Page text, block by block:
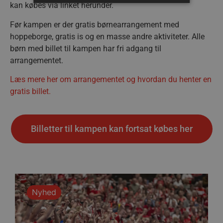
kan købes via linket herunder.
Før kampen er der gratis børnearrangement med
hoppeborge, gratis is og en masse andre aktiviteter. Alle
børn med billet til kampen har fri adgang til
arrangementet.
Læs mere her om arrangementet og hvordan du henter en
gratis billet.
Billetter til kampen kan fortsat købes her
Nyhed
Absolut nødvendige
Ydeevne
Målretning
Funktionalitet
Absolut nødvendige cookies muliggør
hjemmesidens grundlæggende funktionalitet
Hjemmesiden kan ikke bruges korrekt uden de
/dyna-.*/i
.aalborghaandbold.dk
_dcid
Google